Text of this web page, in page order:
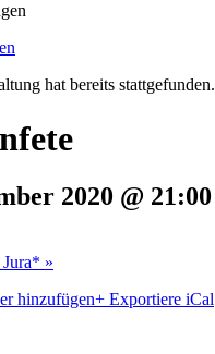
hat bereits stattgefunden.
2020 @ 21:00
»
hinzufügen+ Exportiere iCal